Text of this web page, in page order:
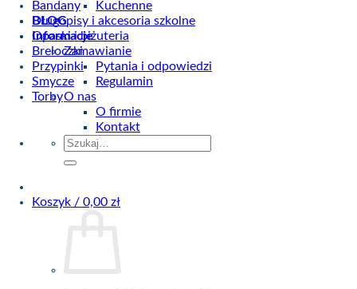
Kuchenne
BLOG
Informacje
Zamawianie
Pytania i odpowiedzi
Regulamin
O nas
O firmie
Kontakt
Szukaj:
Koszyk / 0,00 zł
Bandany
Długopisy i akcesoria szkolne
Opaski i biżuteria
Breloczki
Przypinki
Smycze
Torby